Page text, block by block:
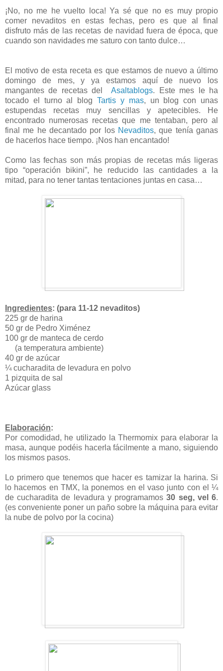
¡No, no me he vuelto loca! Ya sé que no es muy propio
comer nevaditos en estas fechas, pero es que al final
disfruto más de las recetas de navidad fuera de época, que
cuando son navidades me saturo con tanto dulce…
El motivo de esta receta es que estamos de nuevo a último
domingo de mes, y ya estamos aquí de nuevo los
mangantes de recetas del
Asaltablogs. Este mes le ha
tocado el turno al blogTartis y mas, un blog con unas
estupendas recetas muy sencillas y apetecibles. He
encontrado numerosas recetas que me tentaban, pero al
final me he decantado por los Nevaditos, que tenía ganas
de hacerlos hace tiempo. ¡Nos han encantado!
Como las fechas son más propias de recetas más ligeras
tipo “operación bikini”, he reducido las cantidades a la
mitad, para no tener tantas tentaciones juntas en casa…
Ingredientes: (para 11-12 nevaditos)
225 gr de harina
50 gr de Pedro Ximénez
100 gr de manteca de cerdo
(a temperatura ambiente)
40 gr de azúcar
¼ cucharadita de levadura en polvo
1 pizquita de sal
Azúcar glass
Elaboración:
Por comodidad, he utilizado la Thermomix para elaborar la
masa, aunque podéis hacerla fácilmente a mano, siguiendo
los mismos pasos.
Lo primero que tenemos que hacer es tamizar la harina. Si
lo hacemos en TMX, la ponemos en el vaso junto con el ¼
de cucharadita de levadura y programamos30 seg, vel 6.
(es conveniente poner un paño sobre la máquina para evitar
la nube de polvo por la cocina)